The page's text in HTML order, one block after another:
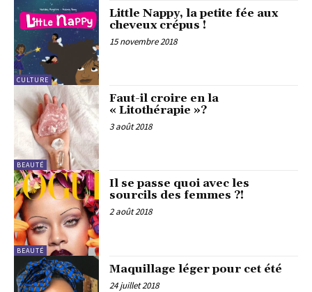
CULTURE
Little Nappy, la petite fée aux
cheveux crépus !
15 novembre 2018
BEAUTÉ
Faut-il croire en la
« Litothérapie »?
3 août 2018
BEAUTÉ
Il se passe quoi avec les
sourcils des femmes ?!
2 août 2018
Maquillage léger pour cet été
24 juillet 2018